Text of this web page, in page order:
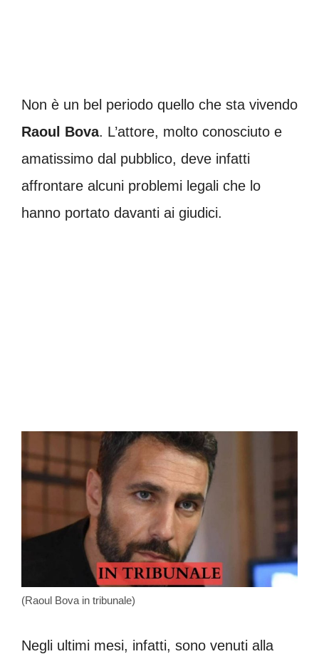
Non è un bel periodo quello che sta vivendo
Raoul
Bova. L’attore, molto conosciuto e
amatissimo dal pubblico, deve infatti
affrontare alcuni problemi legali che lo
hanno portato davanti ai giudici.
(Raoul Bova in tribunale)
Negli ultimi mesi, infatti, sono venuti alla